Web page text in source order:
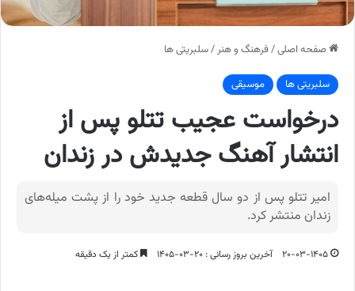
صفحه اصلی/فرهنگ و هنر /سلبریتی ها
سلبریتی ها موسیقی
درخواست عجیب تتلو پس از
انتشار آهنگ جدیدش در زندان
امیر تتلو پس از دو سال قطعه جدید خود را از پشت میله‌های
زندان منتشر کرد.
۲۰-۰۳-۱۴۰۵ آخرین بروز رسانی : ۲۰-۰۳-۱۴۰۵ کمتر از یک دقیقه